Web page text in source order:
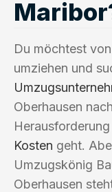
Du möchtest
umziehen und
Oberhausen
Kosten geht.
Umzugskönig
Oberhausen